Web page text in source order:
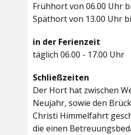
Frühhort von 06.00 Uhr
Späthort von 13.00 Uhr
in der Ferienzeit
täglich 06.00 - 17.00 Uhr
Schließzeiten
Der Hort hat zwischen
Neujahr, sowie den
Christi Himmelfahrt
die einen